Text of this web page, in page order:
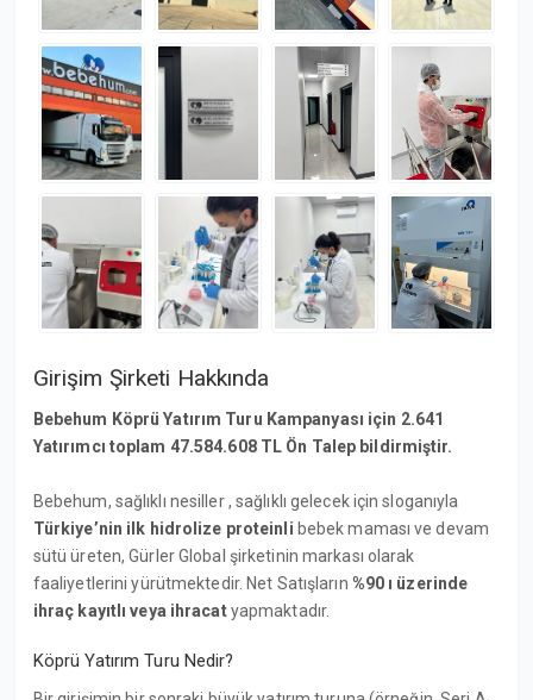
Girişim Şirketi Hakkında
Bebehum Köprü Yatırım Turu Kampanyası için 2.641
Yatırımcı toplam 47.584.608 TL Ön Talep bildirmiştir.
Bebehum, sağlıklı nesiller , sağlıklı gelecek için sloganıyla
Türkiye’nin ilk hidrolize proteinli bebek maması ve devam
sütü üreten, Gürler Global şirketinin markası olarak
faaliyetlerini yürütmektedir. Net Satışların %90 ı üzerinde
ihraç kayıtlı veya ihracatyapmaktadır.
Köprü Yatırım Turu Nedir?